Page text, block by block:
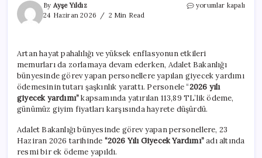
By Ayşe Yıldız
24 Haziran 2026
2 Min Read
Bakanlık
hayret
ettirdi
için
yorumlar kapalı
Artan hayat pahalılığı ve yüksek enflasyonun etkileri
memurları da zorlamaya devam ederken, Adalet Bakanlığı
bünyesinde görev yapan personellere yapılan giyecek yardımı
ödemesinin tutarı şaşkınlık yarattı. Personele “2026 yılı
giyecek yardımı”kapsamında yatırılan 113,89 TL’lik ödeme,
günümüz giyim fiyatları karşısında hayrete düşürdü.
Adalet Bakanlığı bünyesinde görev yapan personellere, 23
Haziran 2026 tarihinde “2026 Yılı Giyecek Yardımı”adı altında
resmi bir ek ödeme yapıldı.